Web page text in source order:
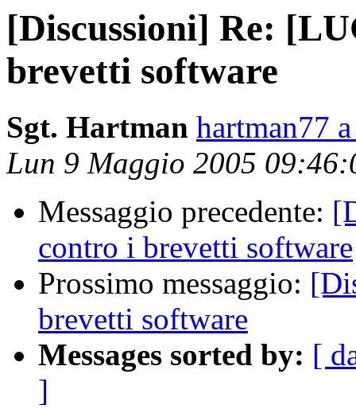
[Discussioni] Re:
brevetti software
Sgt. Hartman hartman77
Lun 9 Maggio 2005
Messaggio precedente:
contro i brevetti software
Prossimo messaggio:
brevetti software
Messages sorted by: [
]